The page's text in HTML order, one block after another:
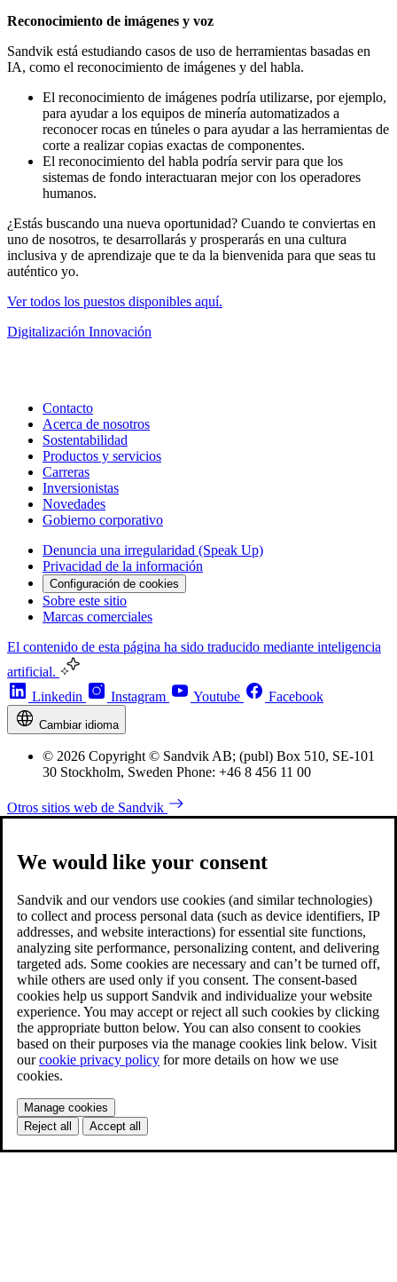
Reconocimiento de imágenes y voz
Sandvik está estudiando casos de uso de herramientas basadas en
IA, como el reconocimiento de imágenes y del habla.
El reconocimiento de imágenes podría utilizarse, por ejemplo,
para ayudar a los equipos de minería automatizados a
reconocer rocas en túneles o para ayudar a las herramientas de
corte a realizar copias exactas de componentes.
El reconocimiento del habla podría servir para que los
sistemas de fondo interactuaran mejor con los operadores
humanos.
¿Estás buscando una nueva oportunidad? Cuando te conviertas en
uno de nosotros, te desarrollarás y prosperarás en una cultura
inclusiva y de aprendizaje que te da la bienvenida para que seas tu
auténtico yo.
Ver todos los puestos disponibles aquí.
Digitalización Innovación
Contacto
Acerca de nosotros
Sostentabilidad
Productos y servicios
Carreras
Inversionistas
Novedades
Gobierno corporativo
Denuncia una irregularidad (Speak Up)
Privacidad de la información
Configuración de cookies
Sobre este sitio
Marcas comerciales
El contenido de esta página ha sido traducido mediante inteligencia
artificial.
Linkedin
Instagram Youtube Facebook
Cambiar idioma
© 2026 Copyright © Sandvik AB; (publ) Box 510, SE-101
30 Stockholm, Sweden Phone: +46 8 456 11 00
Otros sitios web de Sandvik
We would like your consent
Sandvik and our vendors use cookies (and similar technologies)
to collect and process personal data (such as device identifiers, IP
addresses, and website interactions) for essential site functions,
analyzing site performance, personalizing content, and delivering
targeted ads. Some cookies are necessary and can’t be turned off,
while others are used only if you consent. The consent-based
cookies help us support Sandvik and individualize your website
experience. You may accept or reject all such cookies by clicking
the appropriate button below. You can also consent to cookies
based on their purposes via the manage cookies link below. Visit
ourcookie privacy policy for more details on how we use
cookies.
Manage cookies
Reject all
Accept all